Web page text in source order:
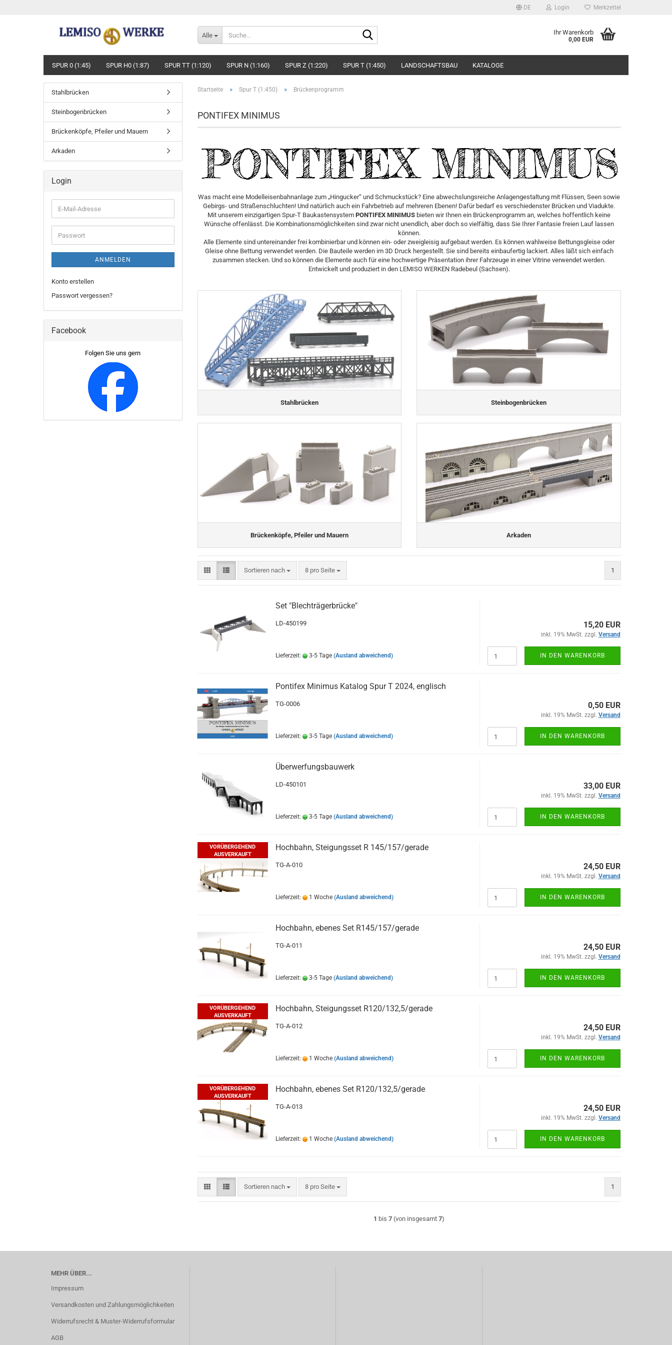
DE Login Merkzettel
Alle Ihr Warenkorb
0,00 EUR
SPUR 0 (1:45) SPUR H0 (1:87) SPUR TT (1:120) SPUR N (1:160) SPUR Z (1:220) SPUR T (1:450) LANDSCHAFTSBAU KATALOGE
Startseite » Spur T (1:450) » Brückenprogramm
PONTIFEX MINIMUS
Was macht eine Modelleisenbahnanlage zum „Hingucker“ und Schmuckstück? Eine abwechslungsreiche Anlagengestaltung mit Flüssen, Seen sowie
Gebirgs- und Straßenschluchten! Und natürlich auch ein Fahrbetrieb auf mehreren Ebenen! Dafür bedarf es verschiedenster Brücken und Viadukte.
Mit unserem einzigartigen Spur-T BaukastensystemPONTIFEX MINIMUS bieten wir Ihnen ein Brückenprogramm an, welches hoffentlich keine
Wünsche offenlässt. Die Kombinationsmöglichkeiten sind zwar nicht unendlich, aber doch so vielfältig, dass Sie Ihrer Fantasie freien Lauf lassen
können.
Alle Elemente sind untereinander frei kombinierbar und können ein- oder zweigleisig aufgebaut werden. Es können wahlweise Bettungsgleise oder
Gleise ohne Bettung verwendet werden. Die Bauteile werden im 3D Druck hergestellt. Sie sind bereits einbaufertig lackiert. Alles läßt sich einfach
zusammen stecken. Und so können die Elemente auch für eine hochwertige Präsentation ihrer Fahrzeuge in einer Vitrine verwendet werden.
Entwickelt und produziert in den LEMISO WERKEN Radebeul (Sachsen).
Stahlbrücken Steinbogenbrücken
Brückenköpfe, Pfeiler und Mauern Arkaden
Sortieren nach
Sortieren nach 8 pro Seite
pro Seite 1
Set "Blechträgerbrücke"
LD-450199
Lieferzeit: 3-5 Tage (Ausland abweichend)
15,20 EUR
inkl. 19% MwSt. zzgl. Versand
IN DEN WARENKORB
Pontifex Minimus Katalog Spur T 2024, englisch
TG-0006
Lieferzeit: 3-5 Tage (Ausland abweichend)
0,50 EUR
inkl. 19% MwSt. zzgl. Versand
IN DEN WARENKORB
Überwerfungsbauwerk
LD-450101
Lieferzeit: 3-5 Tage (Ausland abweichend)
33,00 EUR
inkl. 19% MwSt. zzgl. Versand
IN DEN WARENKORB
VORÜBERGEHEND
AUSVERKAUFT
Hochbahn, Steigungsset R 145/157/gerade
TG-A-010
Lieferzeit: 1 Woche (Ausland abweichend)
24,50 EUR
inkl. 19% MwSt. zzgl. Versand
IN DEN WARENKORB
Hochbahn, ebenes Set R145/157/gerade
TG-A-011
Lieferzeit: 3-5 Tage (Ausland abweichend)
24,50 EUR
inkl. 19% MwSt. zzgl. Versand
IN DEN WARENKORB
VORÜBERGEHEND
AUSVERKAUFT
Hochbahn, Steigungsset R120/132,5/gerade
TG-A-012
Lieferzeit: 1 Woche (Ausland abweichend)
24,50 EUR
inkl. 19% MwSt. zzgl. Versand
IN DEN WARENKORB
VORÜBERGEHEND
AUSVERKAUFT
Hochbahn, ebenes Set R120/132,5/gerade
TG-A-013
Lieferzeit: 1 Woche (Ausland abweichend)
24,50 EUR
inkl. 19% MwSt. zzgl. Versand
IN DEN WARENKORB
Sortieren nach
Sortieren nach 8 pro Seite
pro Seite 1
1 bis7 (von insgesamt7)
Stahlbrücken
Steinbogenbrücken
Brückenköpfe, Pfeiler und Mauern
Arkaden
Login
E-
Mail-
Adresse
Passwort
ANMELDEN
Konto erstellen
Passwort vergessen?
Facebook
Folgen Sie uns gern
MEHR ÜBER...
Impressum
Versandkosten und Zahlungsmöglichkeiten
Widerrufsrecht & Muster-Widerrufsformular
AGB